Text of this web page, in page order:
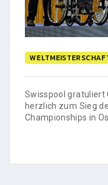
Swisspool gratuliert
herzlich zum Sieg
Championships in